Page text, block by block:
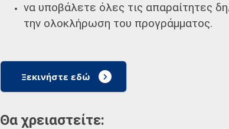
να υποβάλετε όλες τις απαραίτητες
την ολοκλήρωση του προγράμματος.
Ξεκινήστε εδώ
Θα χρειαστείτε: